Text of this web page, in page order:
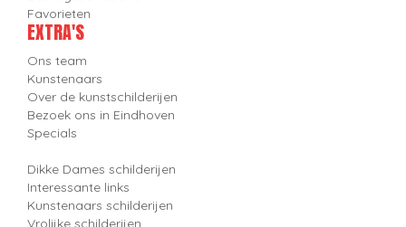
Favorieten
EXTRA'S
Ons team
Kunstenaars
Over de kunstschilderijen
Bezoek ons in Eindhoven
Specials
Dikke Dames schilderijen
Interessante links
Kunstenaars schilderijen
Vrolijke schilderijen